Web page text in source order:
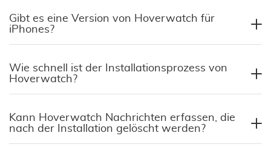
Gibt es eine Version von Hoverwatch für
iPhones?
Wie schnell ist der Installationsprozess von
Hoverwatch?
Kann Hoverwatch Nachrichten erfassen, die
nach der Installation gelöscht werden?